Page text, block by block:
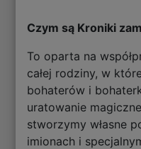
Czym są Kroniki
To oparta na
całej rodziny, w
bohaterów i
uratowanie
stworzymy własne
imionach i